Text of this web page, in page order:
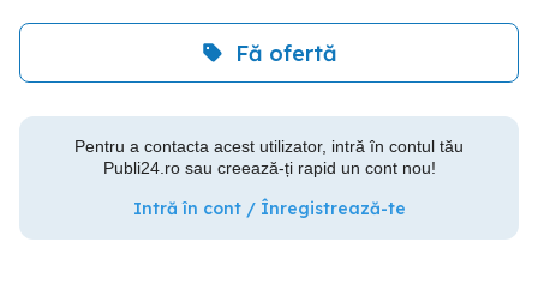
Fă ofertă
Pentru a contacta acest utilizator, intră în contul tău
Publi24.ro sau creează-ți rapid un cont nou!
Intră în cont / Înregistrează-te